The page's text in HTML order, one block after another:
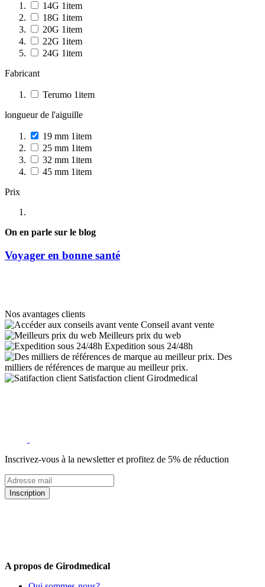
14G 1item
18G 1item
20G 1item
22G 1item
24G 1item
Fabricant
Terumo 1item
longueur de l'aiguille
19 mm 1item
25 mm 1item
32 mm 1item
45 mm 1item
Prix
On en parle sur le blog
Voyager en bonne santé
Nos avantages clients
Conseil avant vente
Meilleurs prix du web
Expedition sous 24/48h
Des
milliers de références de marque au meilleur prix.
Satisfaction client Girodmedical
Inscrivez-vous à la newsletter et profitez de 5% de réduction
Inscription
A propos de Girodmedical